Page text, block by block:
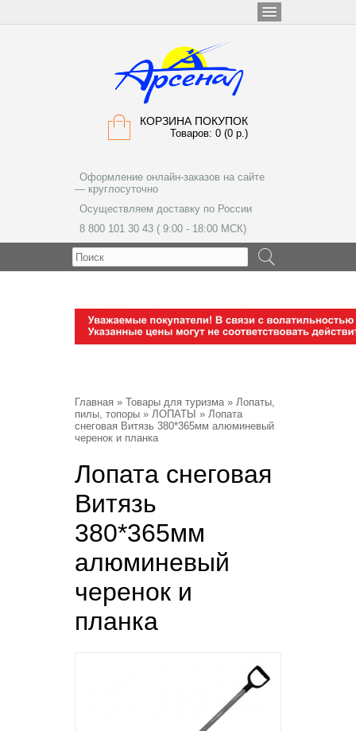
КОРЗИНА ПОКУПОК
Товаров: 0 (0 р.)
Оформление онлайн-заказов на сайте
— круглосуточно
Осуществляем доставку по России
8 800 101 30 43 ( 9:00 - 18:00 МСК)
Главная » Товары для туризма» Лопаты,
пилы, топоры » ЛОПАТЫ » Лопата
снеговая Витязь 380*365мм алюминевый
черенок и планка
Лопата снеговая
Витязь
380*365мм
алюминевый
черенок и
планка